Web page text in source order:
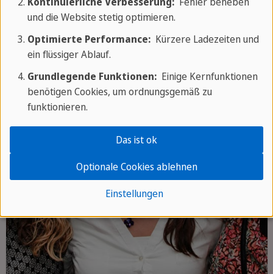
und die Website stetig optimieren.
Optimierte Performance:Kürzere Ladezeiten und
ein flüssiger Ablauf.
Grundlegende Funktionen:Einige Kernfunktionen
benötigen Cookies, um ordnungsgemäß zu
funktionieren.
Einstellungen
Optionale Cookies ablehnen
Das ist ok